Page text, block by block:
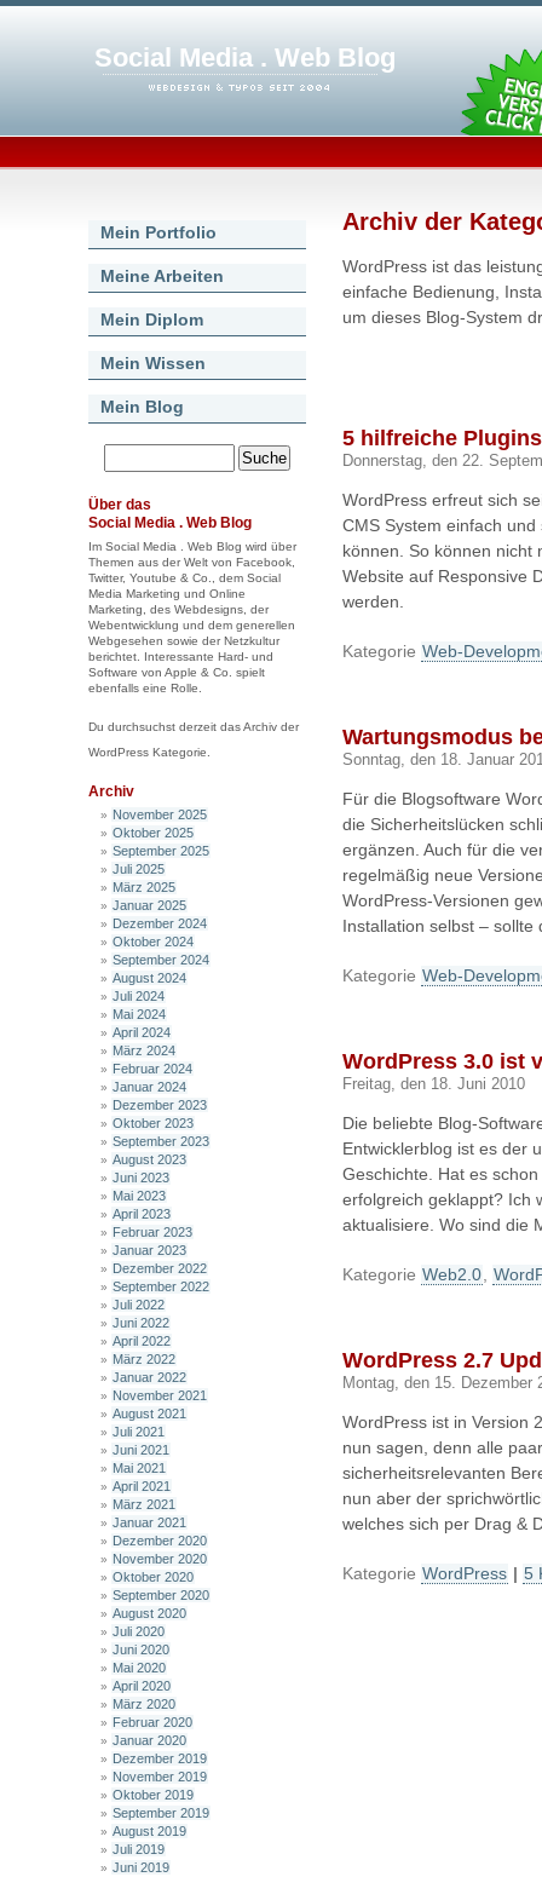
Social Media . Web Blog
Mein Portfolio
Meine Arbeiten
Mein Diplom
Mein Wissen
Mein Blog
Über das
Social Media . Web Blog
Im Social Media . Web Blog wird über
Themen aus der Welt von Facebook,
Twitter, Youtube & Co., dem Social
Media Marketing und Online
Marketing, des Webdesigns, der
Webentwicklung und dem generellen
Webgesehen sowie der Netzkultur
berichtet. Interessante Hard- und
Software von Apple & Co. spielt
ebenfalls eine Rolle.
Du durchsuchst derzeit das Archiv der
WordPress Kategorie.
Archiv
November 2025
Oktober 2025
September 2025
Juli 2025
März 2025
Januar 2025
Dezember 2024
Oktober 2024
September 2024
August 2024
Juli 2024
Mai 2024
April 2024
März 2024
Februar 2024
Januar 2024
Dezember 2023
Oktober 2023
September 2023
August 2023
Juni 2023
Mai 2023
April 2023
Februar 2023
Januar 2023
Dezember 2022
September 2022
Juli 2022
Juni 2022
April 2022
März 2022
Januar 2022
November 2021
August 2021
Juli 2021
Juni 2021
Mai 2021
April 2021
März 2021
Januar 2021
Dezember 2020
November 2020
Oktober 2020
September 2020
August 2020
Juli 2020
Juni 2020
Mai 2020
April 2020
März 2020
Februar 2020
Januar 2020
Dezember 2019
November 2019
Oktober 2019
September 2019
August 2019
Juli 2019
Juni 2019
Archiv der
WordPress ist das
einfache Bedienung,
um dieses Blog-System
5 hilfreiche
Donnerstag, den 22.
WordPress erfreut sich
CMS System einfach
können. So können nicht
Website auf Responsive
werden.
Kategorie Web-
Wartungsmodus
Sonntag, den 18. Januar
Für die Blogsoftware
die Sicherheitslücken
ergänzen. Auch für die
regelmäßig neue
WordPress-Versionen
Installation selbst –
Kategorie Web-
WordPress 3.0 ist
Freitag, den 18. Juni 2010
Die beliebte Blog-
Entwicklerblog ist es der
Geschichte. Hat es
erfolgreich geklappt? Ich
aktualisiere. Wo sind die
Kategorie Web2.0
WordPress 2.7
Montag, den 15. Dezember
WordPress ist in Version
nun sagen, denn alle
sicherheitsrelevanten
nun aber der
welches sich per Drag &
Kategorie WordPress | 5